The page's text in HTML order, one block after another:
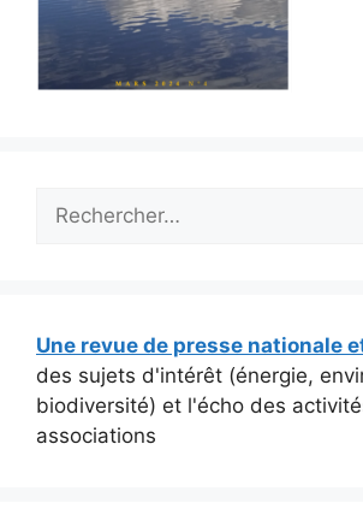
Rechercher :
Une revue de presse nationale
des sujets d'intérêt (énergie,
biodiversité) et l'écho des
associations